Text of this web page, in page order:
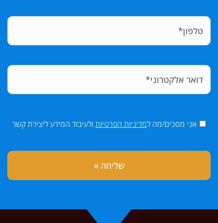
אני מסכים/מה למדיניות הפרטיות ולעיבוד המידע ליצירת קשר